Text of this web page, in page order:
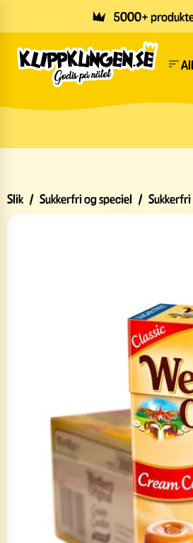
5000+
Slik / Sukkerfri og speciel / Sukkerfri